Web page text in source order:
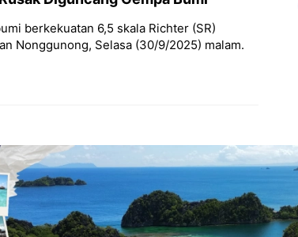
berkekuatan 6,5 skala Richter (SR)
Nonggunong, Selasa (30/9/2025) malam.